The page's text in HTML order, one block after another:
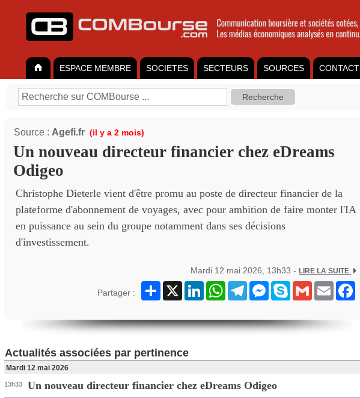
ESPACE MEMBRE SOCIETES SECTEURS SOURCES CONTACT
Source : Agefi.fr (il y a 2 mois)
Un nouveau directeur financier chez eDreams
Odigeo
Christophe Dieterle vient d'être promu au poste de directeur financier de la
plateforme d'abonnement de voyages, avec pour ambition de faire monter l'IA
en puissance au sein du groupe notamment dans ses décisions
d'investissement.
Mardi 12 mai 2026, 13h33 - LIRE LA SUITE
Partager :
Partager
X LinkedInWhatsAppTelegramMessenger
Skype Gmail Email
Actualités associées par pertinence
Mardi 12 mai 2026
13h33 Un nouveau directeur financier chez eDreams Odigeo